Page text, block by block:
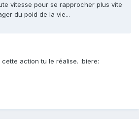
vitesse pour se rapprocher plus vite
du poid de la vie...
action tu le réalise. :biere: